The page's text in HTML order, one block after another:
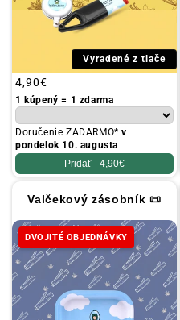
Vyradené z tlače
Obvyklá
cena
4,90€
1 kúpený = 1 zdarma
Doručenie ZADARMO*v
pondelok 10. augusta
Pridať - 4,90€
Valčekový zásobník 📜
DVOJITÉ OBJEDNÁVKY